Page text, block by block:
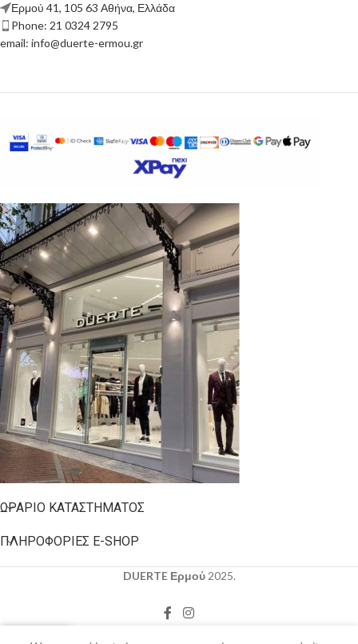
Ερμού 41, 105 63 Αθήνα, Ελλάδα
Phone: 21 0324 2795
email: info@duerte-ermou.gr
ΩΡΆΡΙΟ ΚΑΤΑΣΤΉΜΑΤΟΣ
ΠΛΗΡΟΦΟΡΊΕΣ E-SHOP
DUERTE Ερμού 2025.